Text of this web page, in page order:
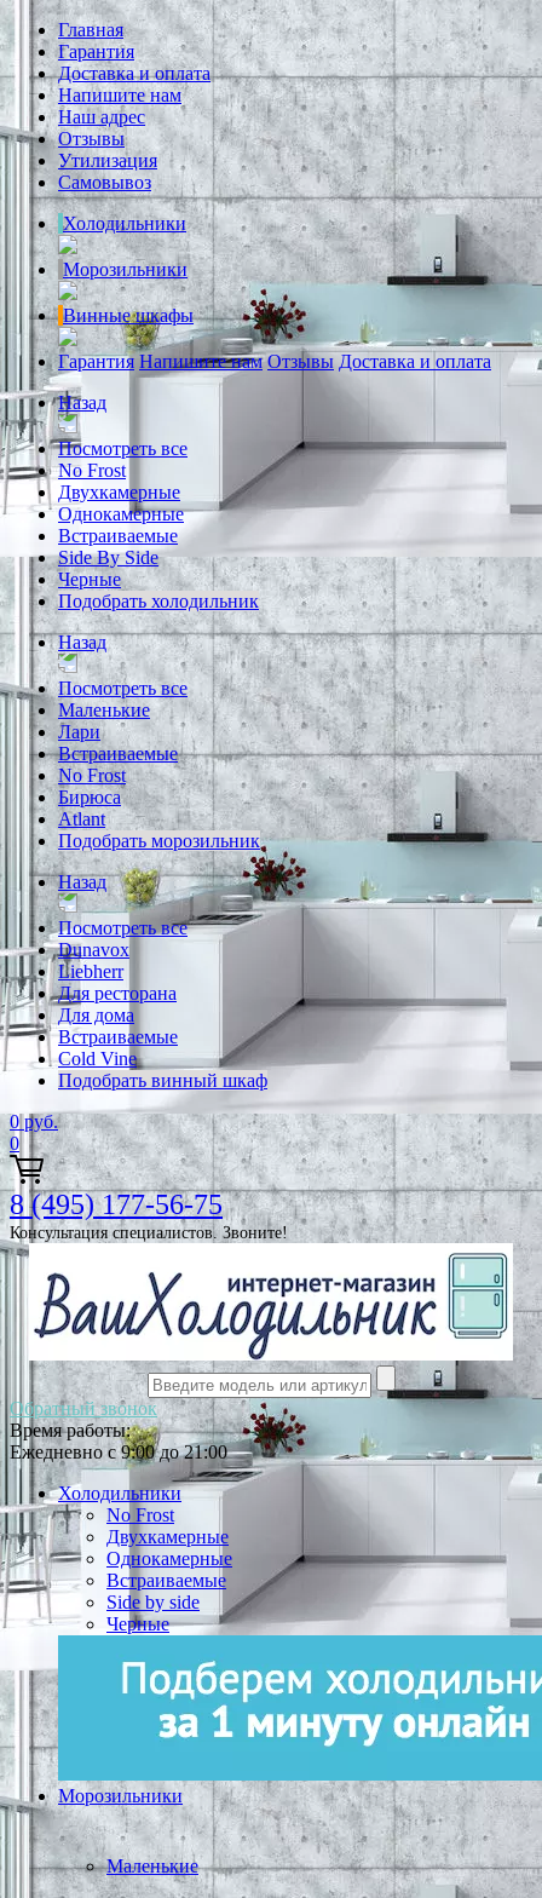
Главная
Гарантия
Доставка и оплата
Напишите нам
Наш адрес
Отзывы
Утилизация
Самовывоз
Холодильники
Морозильники
Винные шкафы
Гарантия Напишите нам Отзывы Доставка и оплата
Назад
Посмотреть все
No Frost
Двухкамерные
Однокамерные
Встраиваемые
Side By Side
Черные
Подобрать холодильник
Назад
Посмотреть все
Маленькие
Лари
Встраиваемые
No Frost
Бирюса
Atlant
Подобрать морозильник
Назад
Посмотреть все
Dunavox
Liebherr
Для ресторана
Для дома
Встраиваемые
Cold Vine
Подобрать винный шкаф
0 руб.
0
8 (495) 177-56-75
Консультация специалистов. Звоните!
Обратный звонок
Время работы:
Ежедневно с 9:00 до 21:00
Холодильники
No Frost
Двухкамерные
Однокамерные
Встраиваемые
Side by side
Черные
Морозильники
Маленькие